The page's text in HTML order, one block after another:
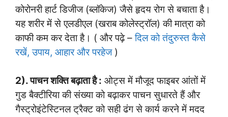
कोरोनरी हार्ट डिजीज (ब्लॉकेज) जैसे हृदय रोग से बचाता है।
यह शरीर में से एलडीएल (खराब कोलेस्ट्रॉल) की मात्रा को
काफी कम कर देता है। ( और पढ़े –दिल को तंदुरुस्त कैसे
रखें, उपाय, आहार और परहेज)
2). पाचन शक्ति बढ़ाता है : ओट्स में मौजूद फाइबर आंतों में
गुड बैक्टीरिया की संख्या को बढ़ाकर पाचन सुधारते हैं और
गैस्ट्रोइंटेस्टिनल ट्रैक्ट को सही ढंग से कार्य करने में मदद